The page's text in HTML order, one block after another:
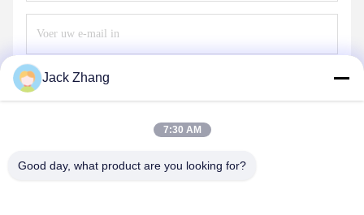
Jack Zhang
7:30 AM
Good day, what product are you looking for?